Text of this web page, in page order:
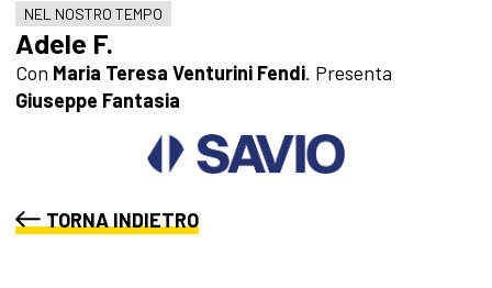
NEL NOSTRO TEMPO
Adele F.
Con Maria Teresa Venturini Fendi. Presenta
Giuseppe Fantasia
TORNA INDIETRO